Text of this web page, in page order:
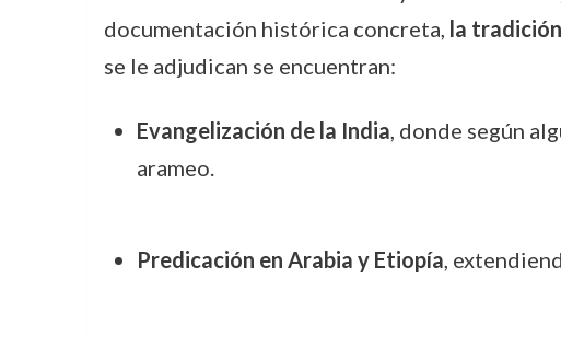
documentación histórica concreta, la
se le adjudican se encuentran:
Evangelización de la India, donde según
arameo.
Predicación en Arabia y Etiopía,